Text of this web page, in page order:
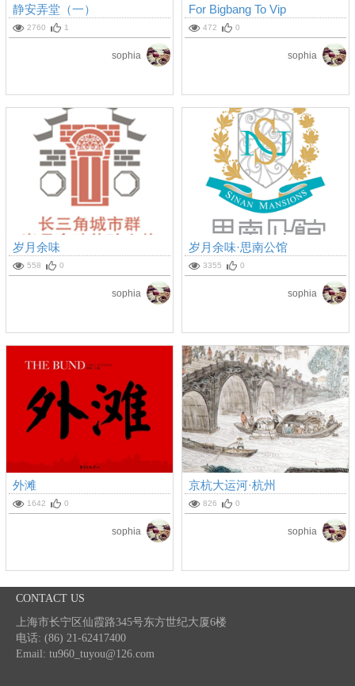
静安弄堂（一）
2760 1
sophia
For Bigbang To Vip
472 0
sophia
岁月余味
558 0
sophia
岁月余味·思南公馆
3355 0
sophia
外滩
1642 0
sophia
京杭大运河·杭州
826 0
sophia
CONTACT US
上海市长宁区仙霞路345号东方世纪大厦6楼
电话: (86) 21-62417400
Email: tu960_tuyou@126.com